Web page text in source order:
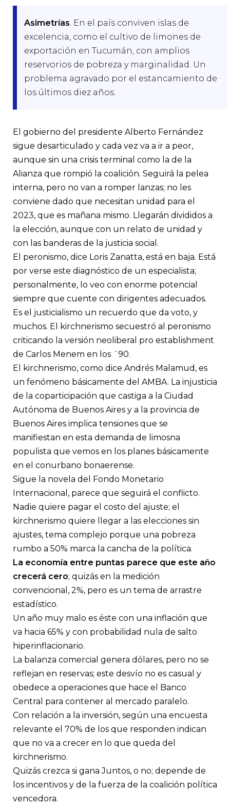
Asimetrías . En el país conviven islas de
excelencia, como el cultivo de limones de
exportación en Tucumán, con amplios
reservorios de pobreza y marginalidad. Un
problema agravado por el estancamiento de
los últimos diez años.
El gobierno del presidente Alberto Fernández
sigue desarticulado y cada vez va a ir a peor,
aunque sin una crisis terminal como la de la
Alianza que rompió la coalición. Seguirá la pelea
interna, pero no van a romper lanzas; no les
conviene dado que necesitan unidad para el
2023, que es mañana mismo. Llegarán divididos a
la elección, aunque con un relato de unidad y
con las banderas de la justicia social.
El peronismo, dice Loris Zanatta, está en baja. Está
por verse este diagnóstico de un especialista;
personalmente, lo veo con enorme potencial
siempre que cuente con dirigentes adecuados.
Es el justicialismo un recuerdo que da voto, y
muchos. El kirchnerismo secuestró al peronismo
criticando la versión neoliberal pro establishment
de Carlos Menem en los ´90.
El kirchnerismo, como dice Andrés Malamud, es
un fenómeno básicamente del AMBA. La injusticia
de la coparticipación que castiga a la Ciudad
Autónoma de Buenos Aires y a la provincia de
Buenos Aires implica tensiones que se
manifiestan en esta demanda de limosna
populista que vemos en los planes básicamente
en el conurbano bonaerense.
Sigue la novela del Fondo Monetario
Internacional, parece que seguirá el conflicto.
Nadie quiere pagar el costo del ajuste; el
kirchnerismo quiere llegar a las elecciones sin
ajustes, tema complejo porque una pobreza
rumbo a 50% marca la cancha de la política.
La economía entre puntas parece que este año
crecerá cero; quizás en la medición
convencional, 2%, pero es un tema de arrastre
estadístico.
Un año muy malo es éste con una inflación que
va hacia 65% y con probabilidad nula de salto
hiperinflacionario.
La balanza comercial genera dólares, pero no se
reflejan en reservas; este desvío no es casual y
obedece a operaciones que hace el Banco
Central para contener al mercado paralelo.
Con relación a la inversión, según una encuesta
relevante el 70% de los que responden indican
que no va a crecer en lo que queda del
kirchnerismo.
Quizás crezca si gana Juntos, o no; depende de
los incentivos y de la fuerza de la coalición política
vencedora.